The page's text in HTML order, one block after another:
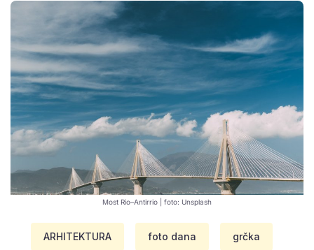
Most Rio–Antirrio | foto: Unsplash
ARHITEKTURA foto dana grčka